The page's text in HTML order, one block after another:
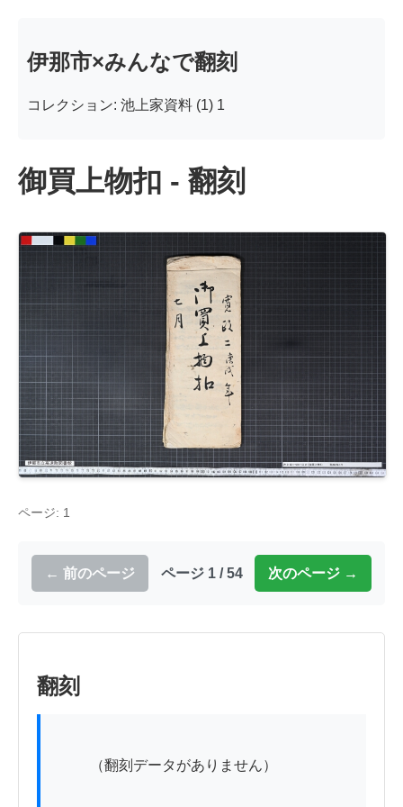
伊那市×みんなで翻刻
コレクション: 池上家資料 (1) 1
御買上物扣 - 翻刻
ページ: 1
← 前のページ ページ 1 / 54 次のページ →
翻刻